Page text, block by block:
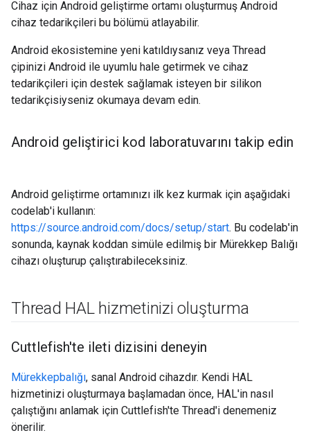
Cihaz için Android geliştirme ortamı oluşturmuş Android
cihaz tedarikçileri bu bölümü atlayabilir.
Android ekosistemine yeni katıldıysanız veya Thread
çipinizi Android ile uyumlu hale getirmek ve cihaz
tedarikçileri için destek sağlamak isteyen bir silikon
tedarikçisiyseniz okumaya devam edin.
Android geliştirici kod laboratuvarını takip edin
Android geliştirme ortamınızı ilk kez kurmak için aşağıdaki
codelab'i kullanın:
https://source.android.com/docs/setup/start. Bu codelab'in
sonunda, kaynak koddan simüle edilmiş bir Mürekkep Balığı
cihazı oluşturup çalıştırabileceksiniz.
Thread HAL hizmetinizi oluşturma
Cuttlefish'te ileti dizisini deneyin
Mürekkepbalığı, sanal Android cihazdır. Kendi HAL
hizmetinizi oluşturmaya başlamadan önce, HAL'in nasıl
çalıştığını anlamak için Cuttlefish'te Thread'i denemeniz
önerilir.